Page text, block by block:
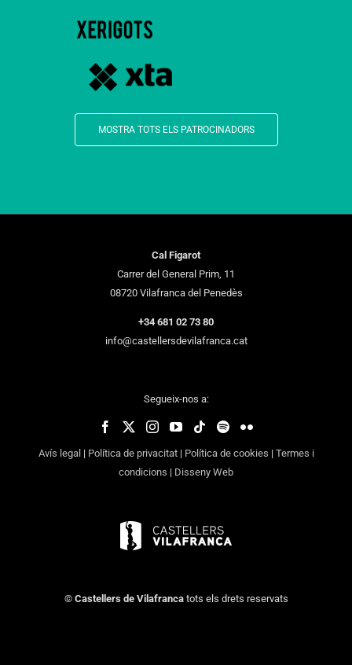
MOSTRA TOTS ELS PATROCINADORS
Cal Figarot
Carrer del General Prim, 11
08720 Vilafranca del Penedès
+34 681 02 73 80
info@castellersdevilafranca.cat
Segueix-nos a:
Avís legal | Política de privacitat| Política de cookies | Termes i
condicions | Disseny Web
© Castellers de Vilafrancatots els drets reservats